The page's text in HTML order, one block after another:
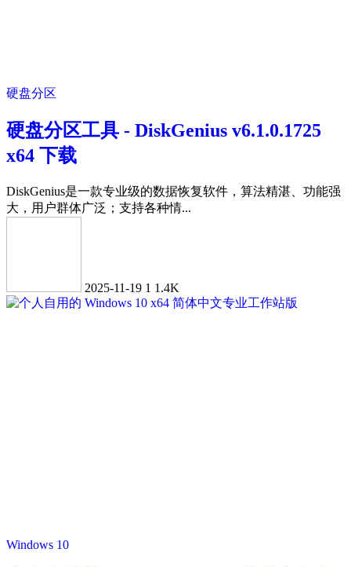
硬盘分区
硬盘分区工具 - DiskGenius v6.1.0.1725
x64 下载
DiskGenius是一款专业级的数据恢复软件，算法精湛、功能强
大，用户群体广泛；支持各种情...
2025-11-19 1 1.4K
Windows 10